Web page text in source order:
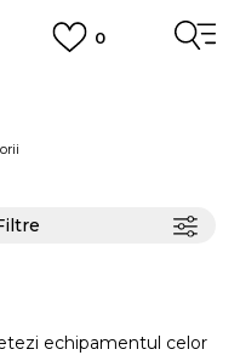
0
credit cu Klarna
echipamentul celor